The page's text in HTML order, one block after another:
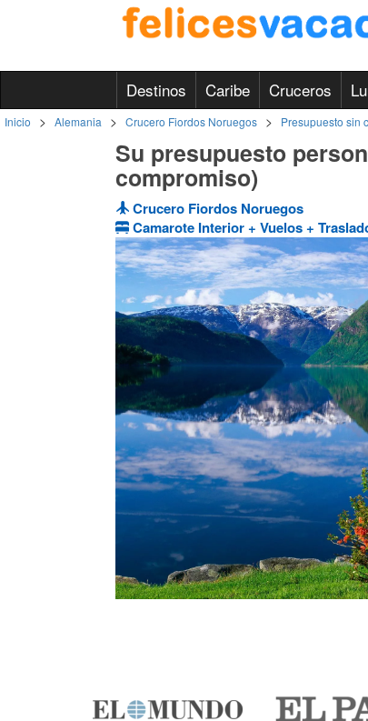
Destinos Caribe Cruceros
Inicio > Alemania > Crucero Fiordos Noruegos > Presupuesto sin
Su presupuesto
compromiso)
Crucero Fiordos Noruegos
Camarote Interior + Vuelos +